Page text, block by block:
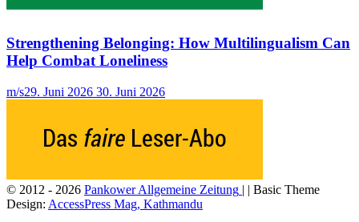
Strengthening Belonging: How Multilingualism Can
Help Combat Loneliness
m/s29. Juni 2026 30. Juni 2026
© 2012 - 2026 Pankower Allgemeine Zeitung | | Basic Theme
Design: AccessPress Mag, Kathmandu